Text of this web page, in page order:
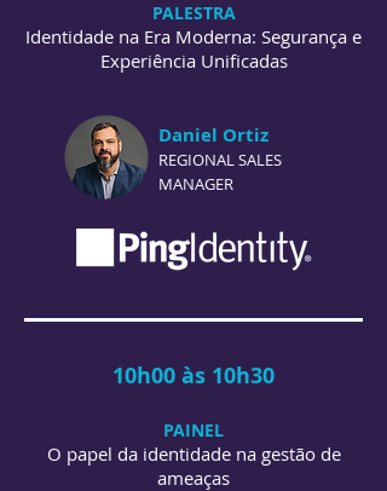
PALESTRA
Identidade na Era Moderna: Segurança e
Experiência Unificadas
Daniel Ortiz
REGIONAL SALES
MANAGER
10h00 às 10h30
PAINEL
O papel da identidade na gestão de
ameaças